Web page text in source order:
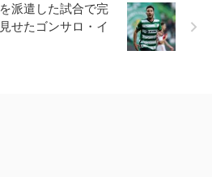
派遣した試合で完
せたゴンサロ・イ